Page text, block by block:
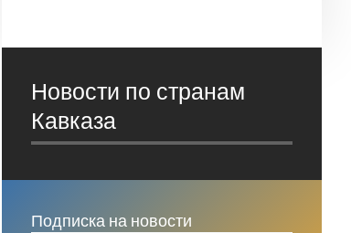
Новости по странам
Кавказа
Подписка на новости